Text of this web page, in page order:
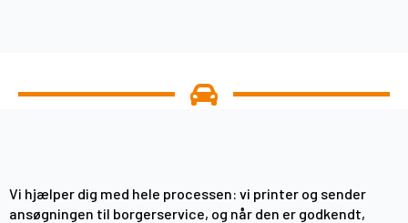
Vi hjælper dig med hele processen: vi printer og sender
ansøgningen til borgerservice, og når den er godkendt,